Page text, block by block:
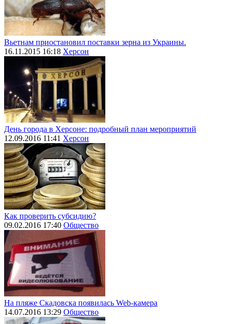
Вьетнам приостановил поставки зерна из Украины.
16.11.2015 16:18 Херсон
День города в Херсоне: подробный план мероприятий
12.09.2016 11:41 Херсон
Как проверить субсидию?
09.02.2016 17:40 Общество
На пляже Скадовска появилась Web-камера
14.07.2016 13:29 Общество